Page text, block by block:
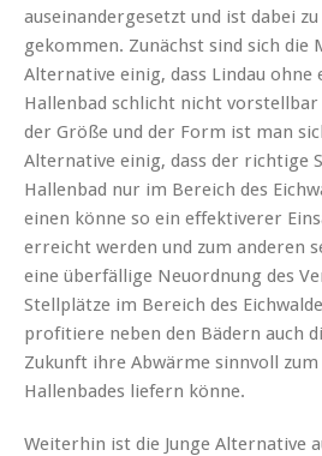
auseinandergesetzt und ist dabei
gekommen. Zunächst sind sich die
Alternative einig, dass Lindau ohne
Hallenbad schlicht nicht
der Größe und der Form ist man
Alternative einig, dass der richtige
Hallenbad nur im Bereich des
einen könne so ein effektiverer
erreicht werden und zum anderen
eine überfällige Neuordnung des
Stellplätze im Bereich des
profitiere neben den Bädern auch
Zukunft ihre Abwärme sinnvoll
Hallenbades liefern könne.
Weiterhin ist die Junge Alternative